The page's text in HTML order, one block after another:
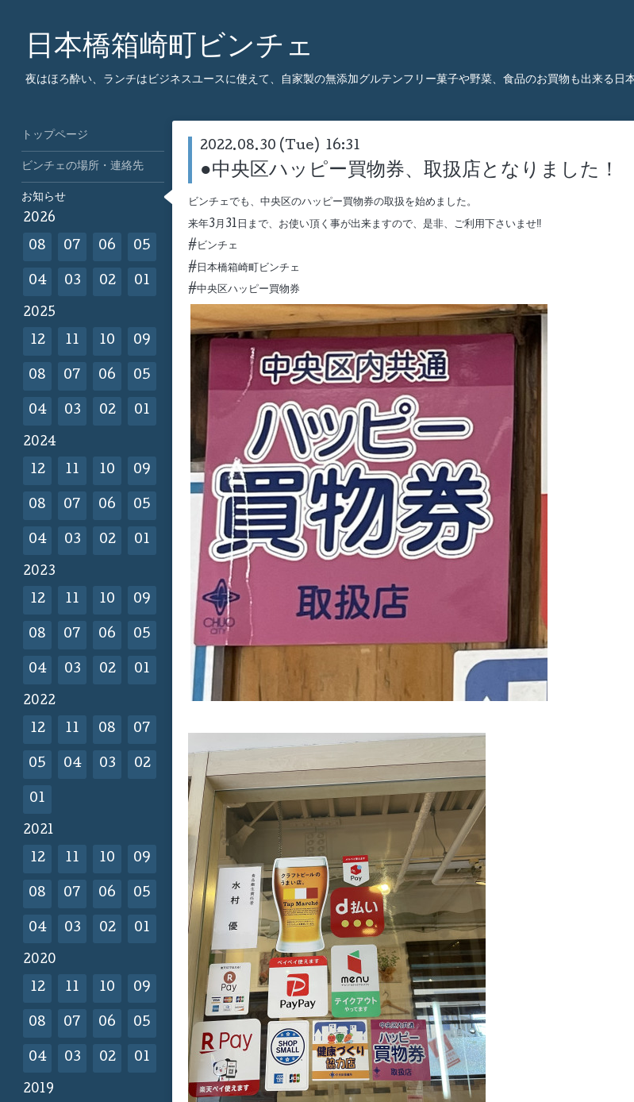
日本橋箱崎町ビンチェ
夜はほろ酔い、ランチはビジネスユースに使えて、自家製の無添加グルテンフリー菓子や野菜、食品のお買物も出来る日
2022.08.30 (Tue) 16:31
●中央区ハッピー買物券、取扱店となりました！
ビンチェでも、中央区のハッピー買物券の取扱を始めました。
来年3月31日まで、お使い頂く事が出来ますので、是非、ご利用下さいませ‼️
#ビンチェ
#日本橋箱崎町ビンチェ
#中央区ハッピー買物券
トップページ
ビンチェの場所・連絡先
お知らせ
2026
08 07 06 05
04 03 02 01
2025
12 11 10 09
08 07 06 05
04 03 02 01
2024
12 11 10 09
08 07 06 05
04 03 02 01
2023
12 11 10 09
08 07 06 05
04 03 02 01
2022
12 11 08 07
05 04 03 02
01
2021
12 11 10 09
08 07 06 05
04 03 02 01
2020
12 11 10 09
08 07 06 05
04 03 02 01
2019